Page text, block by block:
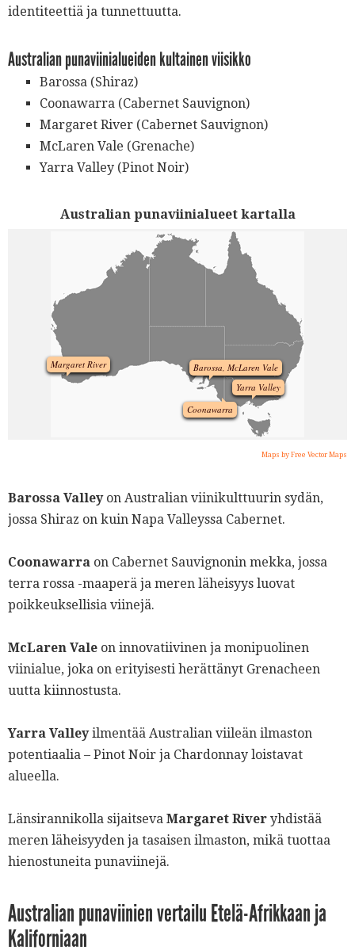
identiteettiä ja tunnettuutta.
Australian punaviinialueiden kultainen viisikko
Barossa (Shiraz)
Coonawarra (Cabernet Sauvignon)
Margaret River (Cabernet Sauvignon)
McLaren Vale (Grenache)
Yarra Valley (Pinot Noir)
Australian punaviinialueet kartalla
Margaret River Barossa, McLaren Vale
Coonawarra
Yarra Valley
Maps by Free Vector Maps
Barossa Valleyon Australian viinikulttuurin sydän,
jossa Shiraz on kuin Napa Valleyssa Cabernet.
Coonawarra on Cabernet Sauvignonin mekka, jossa
terra rossa -maaperä ja meren läheisyys luovat
poikkeuksellisia viinejä.
McLaren Vale on innovatiivinen ja monipuolinen
viinialue, joka on erityisesti herättänyt Grenacheen
uutta kiinnostusta.
Yarra Valleyilmentää Australian viileän ilmaston
potentiaalia – Pinot Noir ja Chardonnay loistavat
alueella.
Länsirannikolla sijaitseva Margaret River yhdistää
meren läheisyyden ja tasaisen ilmaston, mikä tuottaa
hienostuneita punaviinejä.
Australian punaviinien vertailu Etelä-Afrikkaan ja
Kaliforniaan